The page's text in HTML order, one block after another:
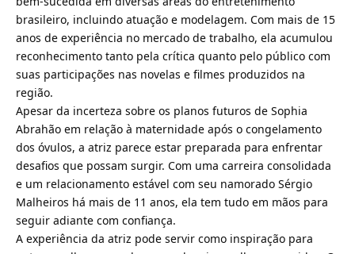
brasileiro, incluindo atuação e modelagem. Com mais de 15
anos de experiência no mercado de trabalho, ela acumulou
reconhecimento tanto pela crítica quanto pelo público com
suas participações nas novelas e filmes produzidos na
região.
Apesar da incerteza sobre os planos futuros de Sophia
Abrahão em relação à maternidade após o congelamento
dos óvulos, a atriz parece estar preparada para enfrentar
desafios que possam surgir. Com uma carreira consolidada
e um relacionamento estável com seu namorado Sérgio
Malheiros há mais de 11 anos, ela tem tudo em mãos para
seguir adiante com confiança.
A experiência da atriz pode servir como inspiração para